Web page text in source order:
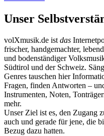
Unser
volXmusik.de ist das
frischer, handgemachter,
und bodenständiger
Südtirol und der Schweiz.
Genres tauschen hier
Fragen, finden Antworten –
Instrumenten, Noten,
mehr.
Unser Ziel ist es, den Zugang
auch und gerade für jene, die
Bezug dazu hatten.